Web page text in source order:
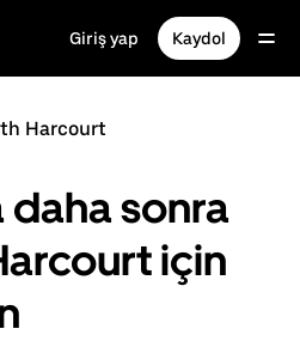
Giriş yap Kaydol
Harcourt
daha sonra
için